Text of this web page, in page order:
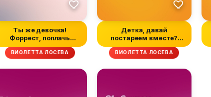
Ты же девочка!
Форрест, поплачь
обо мне
ВИОЛЕТТА ЛОСЕВА
Детка, давай
постареем вместе?
Возраст бохо
ВИОЛЕТТА ЛОСЕВА